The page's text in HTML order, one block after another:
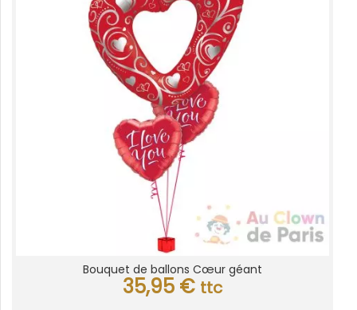
Bouquet de ballons Cœur géant
35,95 € ttc